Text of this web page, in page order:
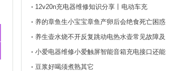
12v20n充电器维修知识分享丨电动车充
养的章鱼生小宝宝章鱼产卵后会绝食死亡困惑
养生壶水烧不开反复跳动电热水壶常见故障及
小爱电器维修小爱触屏智能音箱充电接口还能
豆浆好喝须煮熟其它